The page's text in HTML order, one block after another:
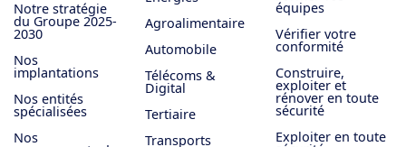
Notre stratégie
du Groupe 2025-
2030
Nos
implantations
Nos entités
spécialisées
Nos
Agroalimentaire
Automobile
Télécoms &
Digital
Tertiaire
Transports
équipes
Vérifier votre
conformité
Construire,
exploiter et
rénover en toute
sécurité
Exploiter en toute